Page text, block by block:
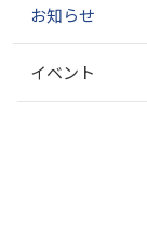
シ
ン
お知らせ
イベント